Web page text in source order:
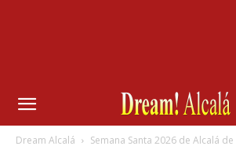
Dream Alcalá Semana Santa 2026 de Alcalá